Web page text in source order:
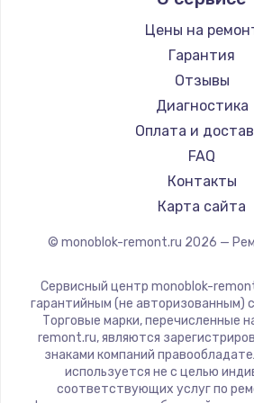
Цены на
Гарантия
Отзывы
Диагностика
Оплата и
FAQ
Контакты
Карта сайта
© monoblok-remont.ru 2026 —
Сервисный центр monoblok-
гарантийным (не авторизованным)
Торговые марки, перечисленные
remont.ru, являются
знаками компаний
используется не с целью
соответствующих услуг по